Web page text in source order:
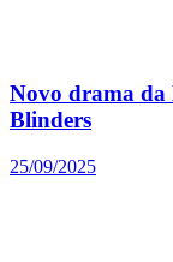
Novo drama da
Blinders
25/09/2025